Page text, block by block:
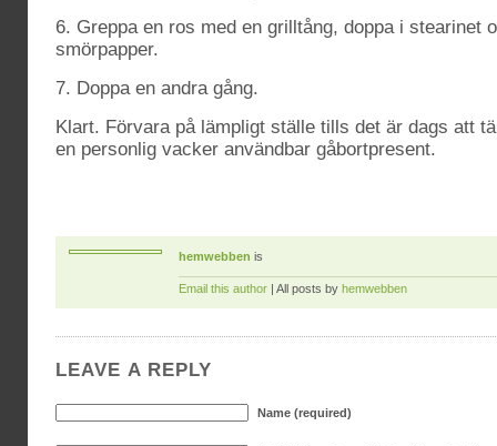
6. Greppa en ros med en grilltång, doppa i stearinet
smörpapper.
7. Doppa en andra gång.
Klart. Förvara på lämpligt ställe tills det är dags att
en personlig vacker användbar gåbortpresent.
hemwebben is
Email this author | All posts by hemwebben
LEAVE A REPLY
Name (required)